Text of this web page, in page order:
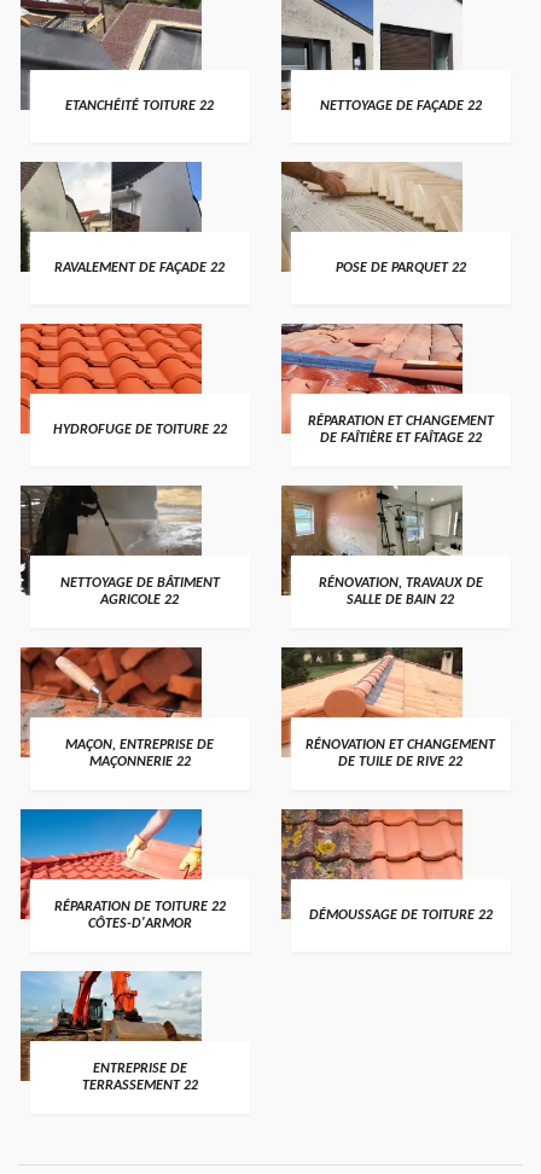
ETANCHÉITÉ TOITURE 22 NETTOYAGE DE FAÇADE 22
RAVALEMENT DE FAÇADE 22 POSE DE PARQUET 22
HYDROFUGE DE TOITURE 22
RÉPARATION ET CHANGEMENT
DE FAÎTIÈRE ET FAÎTAGE 22
NETTOYAGE DE BÂTIMENT
AGRICOLE 22
RÉNOVATION, TRAVAUX DE
SALLE DE BAIN 22
MAÇON, ENTREPRISE DE
MAÇONNERIE 22
RÉNOVATION ET CHANGEMENT
DE TUILE DE RIVE 22
RÉPARATION DE TOITURE 22
CÔTES-D'ARMOR
DÉMOUSSAGE DE TOITURE 22
ENTREPRISE DE
TERRASSEMENT 22